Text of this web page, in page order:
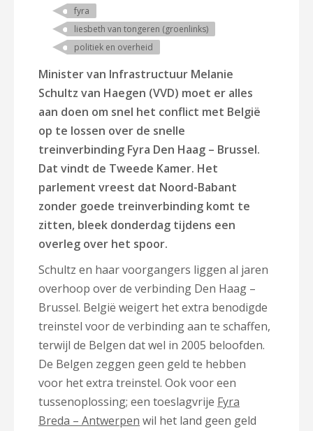
fyra
liesbeth van tongeren (groenlinks)
politiek en overheid
Minister van Infrastructuur Melanie
Schultz van Haegen (VVD) moet er alles
aan doen om snel het conflict met België
op te lossen over de snelle
treinverbinding Fyra Den Haag – Brussel.
Dat vindt de Tweede Kamer. Het
parlement vreest dat Noord-Babant
zonder goede treinverbinding komt te
zitten, bleek donderdag tijdens een
overleg over het spoor.
Schultz en haar voorgangers liggen al jaren
overhoop over de verbinding Den Haag –
Brussel. België weigert het extra benodigde
treinstel voor de verbinding aan te schaffen,
terwijl de Belgen dat wel in 2005 beloofden.
De Belgen zeggen geen geld te hebben
voor het extra treinstel. Ook voor een
tussenoplossing; een toeslagvrije Fyra
Breda – Antwerpen wil het land geen geld